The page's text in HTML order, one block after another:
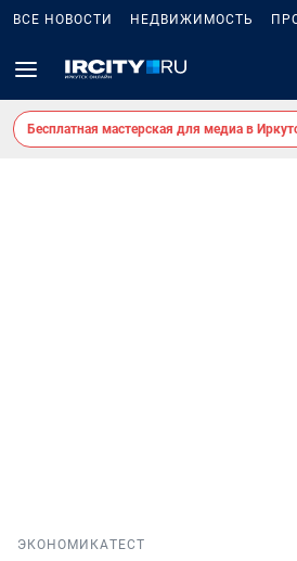
ВСЕ НОВОСТИ НЕДВИЖИМОСТЬ
Бесплатная мастерская для медиа в
ЭКОНОМИКАТЕСТ